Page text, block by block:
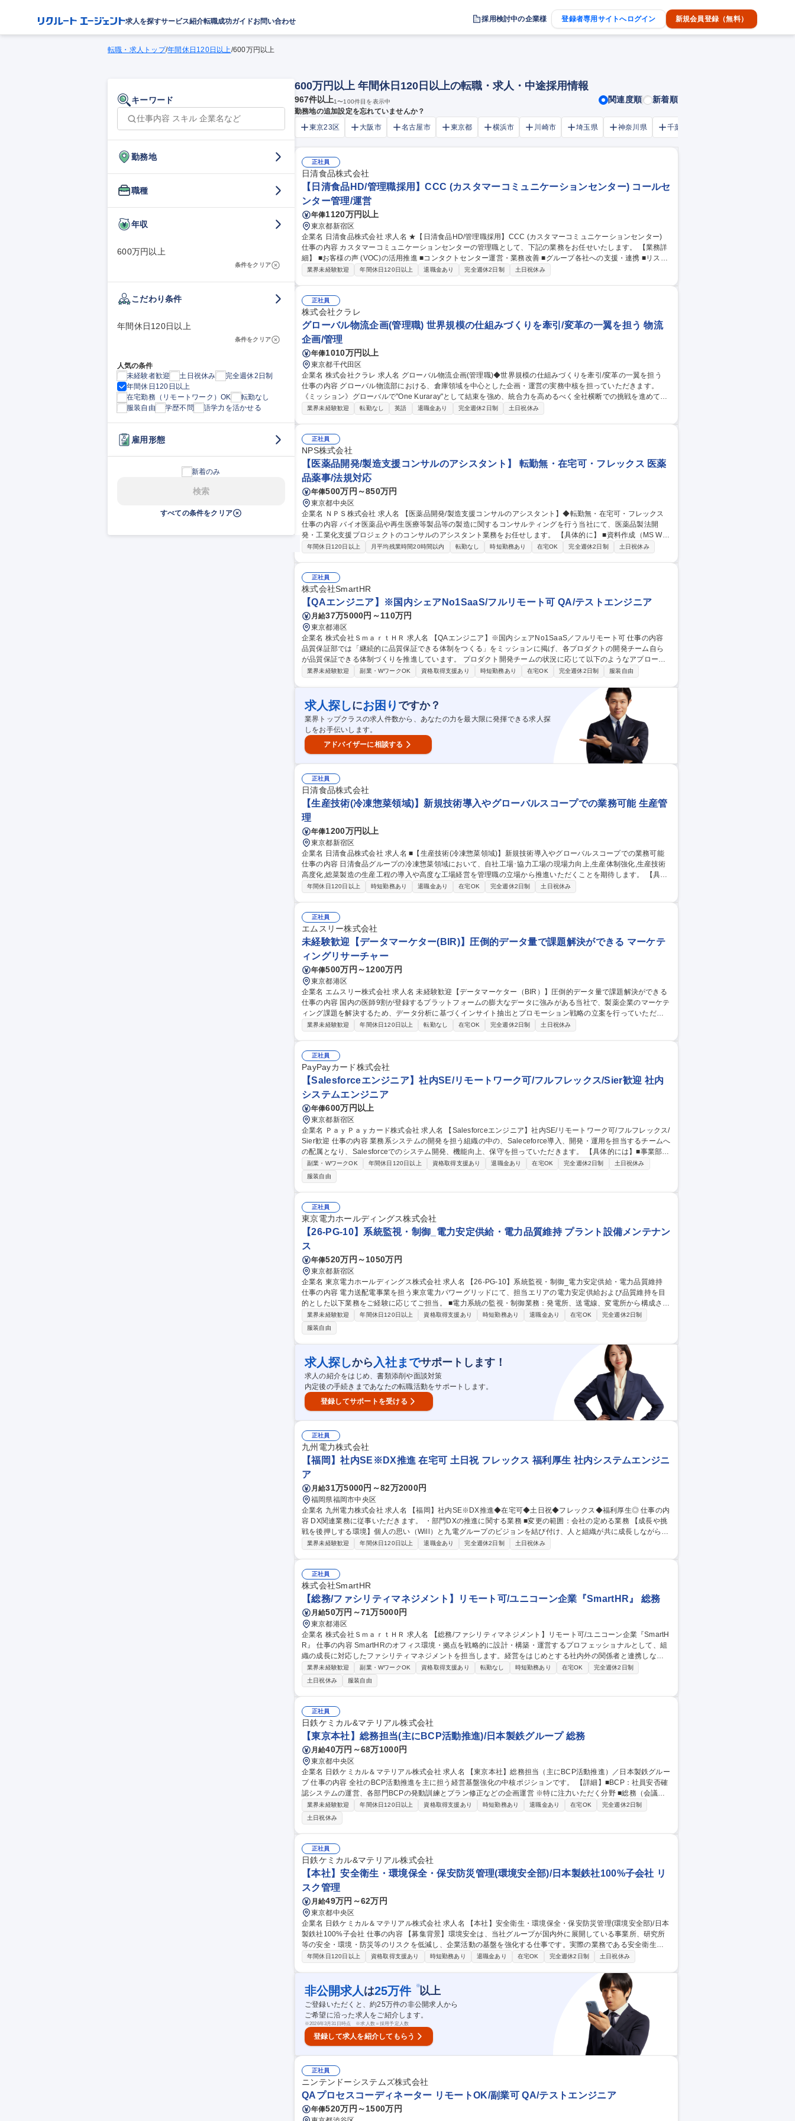
求人を探すサービス紹介転職成功ガイドお問い合わせ 採用検討中の企業様 登録者専用サイトへログイン 新規会員登録（無料）
転職・求人トップ/年間休日120日以上/600万円以上
キーワード
勤務地
職種
年収
600万円以上
条件をクリア
こだわり条件
年間休日120日以上
条件をクリア
人気の条件
未経験者歓迎
土日祝休み
完全週休2日制
年間休日120日以上
在宅勤務（リモートワーク）OK
転勤なし
服装自由
学歴不問 語学力を活かせる
雇用形態
新着のみ
検索
すべての条件をクリア
600万円以上 年間休日120日以上の転職・求人・中途採用情報
967件以上1〜100件目を表示中 関連度順 新着順
勤務地の追加設定を忘れていませんか？
東京23区
大阪市 名古屋市 東京都 横浜市 川崎市 埼玉県 神奈川県 千葉市
正社員
日清食品株式会社
【日清食品HD/管理職採用】CCC (カスタマーコミュニケーションセンター) コールセ
ンター管理/運営
年俸1120万円以上
東京都新宿区
企業名 日清食品株式会社 求人名 ★【日清食品HD/管理職採用】CCC (カスタマーコミュニケーションセンター)
仕事の内容 カスタマーコミュニケーションセンターの管理職として、下記の業務をお任せいたします。 【業務詳
細】 ■お客様の声 (VOC)の活用推進 ■コンタクトセンター運営・業務改善 ■グループ各社への支援・連携 ■リス
ク・危機管理対応 ■コンタクトセンターのDX推進・変革 募集職種 ★【日清食品HD/管理職採用】CCC (カスタマ
業界未経験歓迎 年間休日120日以上 退職金あり 完全週休2日制 土日祝休み
正社員
株式会社クラレ
グローバル物流企画(管理職) 世界規模の仕組みづくりを牽引/変革の一翼を担う 物流
企画/管理
年俸1010万円以上
東京都千代田区
企業名 株式会社クラレ 求人名 グローバル物流企画(管理職)◆世界規模の仕組みづくりを牽引/変革の一翼を担う
仕事の内容 グローバル物流部における、倉庫領域を中心とした企画・運営の実務中核を担っていただきます。
《ミッション》グローバルで"One Kuraray"として結束を強め、統合力を高めるべく全社横断での挑戦を進めてい
る当社にて、当部は、各国・各事業部に分散していた物流機能を、事業価値に直結するグローバル横断機能とし
種 グローバル物流企画(管理職)◆世界規模の仕組みづくりを牽引/変革の一翼を担う
業界未経験歓迎 転勤なし 英語 退職金あり 完全週休2日制 土日祝休み
正社員
NPS株式会社
【医薬品開発/製造支援コンサルのアシスタント】 転勤無・在宅可・フレックス 医薬
品薬事/法規対応
年俸500万円～850万円
東京都中央区
企業名 ＮＰＳ株式会社 求人名 【医薬品開発/製造支援コンサルのアシスタント】◆転勤無・在宅可・フレックス
仕事の内容 バイオ医薬品や再生医療等製品等の製造に関するコンサルティングを行う当社にて、医薬品製法開
発・工業化支援プロジェクトのコンサルのアシスタント業務をお任せします。 【具体的に】 ■資料作成（MS Wor
d／ Excel／Powerpoint）、打合せ議事録作成 ■スケジュール管理 ■クライアントリレーション（メール対応、電
年間休日120日以上 月平均残業時間20時間以内 転勤なし 時短勤務あり 在宅OK 完全週休2日制 土日祝休み
正社員
株式会社SmartHR
【QAエンジニア】※国内シェアNo1SaaS/フルリモート可 QA/テストエンジニア
月給37万5000円～110万円
東京都港区
企業名 株式会社ＳｍａｒｔＨＲ 求人名 【QAエンジニア】※国内シェアNo1SaaS／フルリモート可 仕事の内容
品質保証部では「継続的に品質保証できる体制をつくる」をミッションに掲げ、各プロダクトの開発チーム自ら
が品質保証できる体制づくりを推進しています。 プロダクト開発チームの状況に応じて以下のようなアプローチ
を行っています。 ■開発チームに参画しプロダクト開発体制を構築 ■開発チームの外から品質保証能力の獲得支援
業界未経験歓迎 副業・WワークOK 資格取得支援あり 時短勤務あり 在宅OK 完全週休2日制 服装自由
求人探しにお困り ですか？
業界トップクラスの求人件数から、あなたの力を最大限に発揮できる求人探
しをお手伝いします。
アドバイザーに相談する
正社員
日清食品株式会社
【生産技術(冷凍惣菜領域)】新規技術導入やグローバルスコープでの業務可能 生産管
理
年俸1200万円以上
東京都新宿区
企業名 日清食品株式会社 求人名 ■【生産技術(冷凍惣菜領域)】新規技術導入やグローバルスコープでの業務可能
仕事の内容 日清食品グループの冷凍惣菜領域において、自社工場･協力工場の現場力向上,生産体制強化,生産技術
高度化,総菜製造の生産工程の導入や高度な工場経営を管理職の立場から推進いただくことを期待します。 【具体
的には】■低温工場の本社生産管理 ■低温工場の作業平準の立案～更新 ■自社工場･協力工場を含めた安全･品質面
定･推進 ■協力工場を含む生産拠点の現場力向上,ガバナンス強化,改善指導 募集職種 ■【生産技術(冷凍惣菜領域)】
新規技術導入やグローバルスコープでの業務可能
年間休日120日以上 時短勤務あり 退職金あり 在宅OK 完全週休2日制 土日祝休み
正社員
エムスリー株式会社
未経験歓迎【データマーケター(BIR)】圧倒的データ量で課題解決ができる マーケテ
ィングリサーチャー
年俸500万円～1200万円
東京都港区
企業名 エムスリー株式会社 求人名 未経験歓迎【データマーケター（BIR）】圧倒的データ量で課題解決ができる
仕事の内容 国内の医師9割が登録するプラットフォームの膨大なデータに強みがある当社で、製薬企業のマーケテ
ィング課題を解決するため、データ分析に基づくインサイト抽出とプロモーション戦略の立案を行っていただき
ます。 【具体的には】クライアントである製薬企業に対し、医師のアンケート結果や行動履歴などのデータを活
データ集計にとどまらず、自ら仮説を立てて施策を実行し、医療課題の本質的な解決へと導くポジションです。
募集職種 未経験歓迎【データマーケター（BIR）】圧倒的データ量で課題解決ができる
業界未経験歓迎 年間休日120日以上 転勤なし 在宅OK 完全週休2日制 土日祝休み
正社員
PayPayカード株式会社
【Salesforceエンジニア】社内SE/リモートワーク可/フルフレックス/Sier歓迎 社内
システムエンジニア
年俸600万円以上
東京都新宿区
企業名 ＰａｙＰａｙカード株式会社 求人名 【Salesforceエンジニア】社内SE/リモートワーク可/フルフレックス/
Sier歓迎 仕事の内容 業務系システムの開発を担う組織の中の、Saleceforce導入、開発・運用を担当するチームへ
の配属となり、Salesforceでのシステム開発、機能向上、保守を担っていただきます。 【具体的には】■事業部門
（DX本部やコンタクトセンターなど）と共に、要件定義、システム設計■開発ベンダーと共に、開発、テスト、
ローンチ、保守運用■Salesforceの設定、APEXコード作成、画面作成など 【魅力】現在はSalesforceの導入初期
段階にあり、これからさまざまな機能を構築していくフェーズです。そのため要件定義から設計・開発、リリー
ス、保守まで、幅広いプロセスに関わることができます。 募集職種 【Salesforceエンジニア】社内SE/リモート
ワーク可/フルフレックス/Sier歓迎
副業・WワークOK 年間休日120日以上 資格取得支援あり 退職金あり 在宅OK 完全週休2日制
土日祝休み
服装自由
正社員
東京電力ホールディングス株式会社
【26-PG-10】系統監視・制御_電力安定供給・電力品質維持 プラント設備メンテナン
ス
年俸520万円～1050万円
東京都新宿区
企業名 東京電力ホールディングス株式会社 求人名 【26-PG-10】系統監視・制御_電力安定供給・電力品質維持
仕事の内容 電力送配電事業を担う東京電力パワーグリッドにて、担当エリアの電力安定供給および品質維持を目
的とした以下業務をご経験に応じてご担当。 ■電力系統の監視・制御業務：発電所、送電線、変電所から構成され
る 担当エリアの電力系統全体を監視し、電圧の変化・電力の流れをリアルタイムで監視・制御。 ■事故・トラブ
ル対応：事故やトラブル発生時には、チームメンバーと連携の上、迅速・適確に復旧操作を実施(色の違いを判断
した、緊急なシステム操作あり) ■社内への情報発信：電力系統の異常時や事故発生時に発生状況、復旧見込みな
どを迅速に社内共有し、関係箇所との協力体制の強化を行う。 募集職種 【26-PG-10】系統監視・制御_電力安定
供給・電力品質維持
業界未経験歓迎 年間休日120日以上 資格取得支援あり 時短勤務あり 退職金あり 在宅OK
完全週休2日制
服装自由
求人探しから 入社までサポートします！
求人の紹介をはじめ、書類添削や面談対策
内定後の手続きまであなたの転職活動をサポートします。
登録してサポートを受ける
正社員
九州電力株式会社
【福岡】社内SE※DX推進 在宅可 土日祝 フレックス 福利厚生 社内システムエンジニ
ア
月給31万5000円～82万2000円
福岡県福岡市中央区
企業名 九州電力株式会社 求人名 【福岡】社内SE※DX推進◆在宅可◆土日祝◆フレックス◆福利厚生◎ 仕事の内
容 DX関連業務に従事いただきます。 ・部門DXの推進に関する業務 ■変更の範囲：会社の定める業務 【成長や挑
戦を後押しする環境】個人の思い（Will）と九電グループのビジョンを結び付け、人と組織が共に成長しながら価
値創出につなげていく人的資本経営を推進しています。事業を支える専門力の向上に加え、社員の自律的な成長
推進◆在宅可◆土日祝◆フレックス◆福利厚生◎
業界未経験歓迎 年間休日120日以上 退職金あり 完全週休2日制 土日祝休み
正社員
株式会社SmartHR
【総務/ファシリティマネジメント】リモート可/ユニコーン企業『SmartHR』 総務
月給50万円～71万5000円
東京都港区
企業名 株式会社ＳｍａｒｔＨＲ 求人名 【総務/ファシリティマネジメント】リモート可/ユニコーン企業『SmartH
R』 仕事の内容 SmartHRのオフィス環境・拠点を戦略的に設計・構築・運営するプロフェッショナルとして、組
織の成長に対応したファシリティマネジメントを担当します。経営をはじめとする社内外の関係者と連携しなが
ら、 下記業務を担っていただきます。 ■オフィス戦略・コンセプト設計 ■拠点構築・オフィス環境の整備や維持 ■
ビルオーナー・外部パートナーとの交渉やコスト管理 ■データドリブンなワークプレイス改善 募集職種 【総務/フ
ァシリティマネジメント】リモート可/ユニコーン企業『SmartHR』
業界未経験歓迎 副業・WワークOK 資格取得支援あり 転勤なし 時短勤務あり 在宅OK
完全週休2日制
土日祝休み
服装自由
正社員
日鉄ケミカル&マテリアル株式会社
【東京本社】総務担当(主にBCP活動推進)/日本製鉄グループ 総務
月給40万円～68万1000円
東京都中央区
企業名 日鉄ケミカル＆マテリアル株式会社 求人名 【東京本社】総務担当（主にBCP活動推進）／日本製鉄グルー
プ 仕事の内容 全社のBCP活動推進を主に担う経営基盤強化の中核ポジションです。 【詳細】■BCP：社員安否確
認システムの運営、各部門BCPの発動訓練とプラン修正などの企画運営 ※特に注力いただく分野 ■総務（会議体
運営、規程管理、組織戦略、業務改革など） -株主総会、取締役会、経営会議等の特に重要な会議体の計画的かつ
円滑な運営／-会社のルールである規程の策定、定期的維持メンテなど -事業方針・計画に沿った中長期的イノベー
ション視点での全社組織戦略の策定／ -将来のDX活動への広がりも視野に入れた業務改革活動の企画と運営 ■その
他（オフィス管理/管財、社内外コミュニケーションツールの企画・運営等） 募集職種 【東京本社】総務担当（主
にBCP活動推進）／日本製鉄グループ
業界未経験歓迎 年間休日120日以上 資格取得支援あり 時短勤務あり 退職金あり 在宅OK
完全週休2日制
土日祝休み
正社員
日鉄ケミカル&マテリアル株式会社
【本社】安全衛生・環境保全・保安防災管理(環境安全部)/日本製鉄社100%子会社 リ
スク管理
月給49万円～62万円
東京都中央区
企業名 日鉄ケミカル＆マテリアル株式会社 求人名 【本社】安全衛生・環境保全・保安防災管理(環境安全部)/日本
製鉄社100%子会社 仕事の内容 【募集背景】環境安全は、当社グループが国内外に展開している事業所、研究所
等の安全・環境・防災等のリスクを低減し、企業活動の基盤を強化する仕事です。実際の業務である安全衛生、
保安防災、及び、環境保全等 のテーマは、法的側面及び社会的な企業責任からもますます重要となってきてお
衛生、環境保全、保安防災管理■全社レスポンシブルケア活動方針の立案・実行管理■国内事業所、及び、国内外
グループ会社全社における監査対応■社内教育、理解活動■事故、トラブル対応■各種工業会・協会対応 募集職種
【本社】安全衛生・環境保全・保安防災管理(環境安全部)/日本製鉄社100%子会社
年間休日120日以上 資格取得支援あり 時短勤務あり 退職金あり 在宅OK 完全週休2日制 土日祝休み
非公開求人 は25万件 ※以上
ご登録いただくと、約25万件の非公開求人から
ご希望に沿った求人をご紹介します。
※2026年3月31日時点 ※求人数＝採用予定人数
登録して求人を紹介してもらう
正社員
ニンテンドーシステムズ株式会社
QAプロセスコーディネーター リモートOK/副業可 QA/テストエンジニア
年俸520万円～1500万円